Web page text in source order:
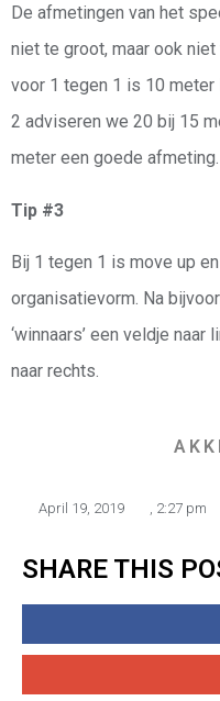
De afmetingen van het
niet te groot, maar ook
voor 1 tegen 1 is 10 meter
2 adviseren we 20 bij 15
meter een goede afmeting.
Tip #3
Bij 1 tegen 1 is move up
organisatievorm. Na
‘winnaars’ een veldje naar
naar rechts.
April 19, 2019 , 2:27 pm
SHARE THIS